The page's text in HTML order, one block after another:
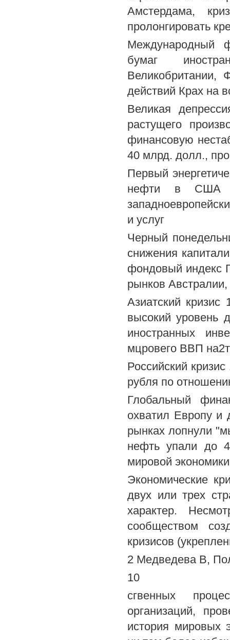
Амстердама,
пролонгировать
Международный
бумаг
Великобритании,
действий Крах на
Великая
растущего
финансовую
40 млрд. долл.,
Первый
нефти в США и
и услуг
Черный
снижения
фондовый индекс
рынков
Азиатский
высокий уровень
иностранных
мцровего ВВП
Российский
рубля по
Глобальный
охватил Европу
рынках лопнули
нефть упали до
мировой экономики
Экономические
двух или трех
характер.
сообществом
кризисов
2 Медведева В,
10
сгвенных
организаций,
история мировых